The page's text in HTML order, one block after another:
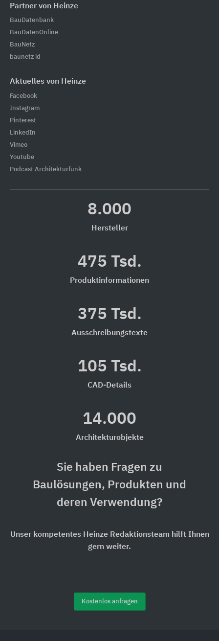
Partner von Heinze
BauDatenbank
BauDatenOnline
BauNetz
baunetz id
Aktuelles von Heinze
Facebook
Instagram
Pinterest
LinkedIn
Vimeo
Youtube
Podcast Architekturfunk
8.000
Hersteller
475 Tsd.
Produktinformationen
375 Tsd.
Ausschreibungstexte
105 Tsd.
CAD-Details
14.000
Architekturobjekte
Sie haben Fragen zu
Baulösungen, Produkten und
deren Verwendung?
Unser kompetentes Heinze Redaktionsteam hilft Ihnen
gern weiter.
Kostenlos anfragen